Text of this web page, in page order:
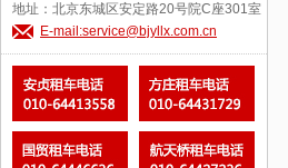
地址：北京东城区安定路20号院C座301室
E-mail:service@bjyllx.com.cn